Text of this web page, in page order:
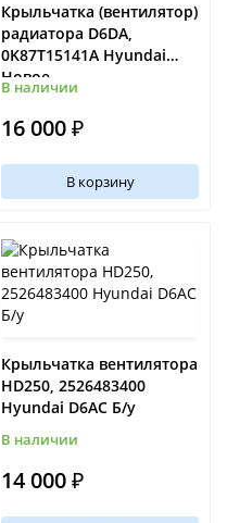
Крыльчатка (вентилятор)
радиатора D6DA,
0K87T15141A Hyundai
Новое
В наличии
16 000 ₽
В корзину
Крыльчатка вентилятора
HD250, 2526483400
Hyundai D6AC Б/у
В наличии
14 000 ₽